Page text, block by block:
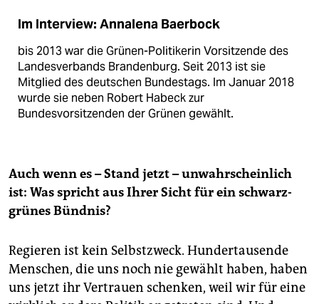
Im Interview: Annalena Baerbock
bis 2013 war die Grünen-Politikerin Vorsitzende des
Landesverbands Brandenburg. Seit 2013 ist sie
Mitglied des deutschen Bundestags. Im Januar 2018
wurde sie neben Robert Habeck zur
Bundesvorsitzenden der Grünen gewählt.
Auch wenn es – Stand jetzt – unwahrscheinlich
ist: Was spricht aus Ihrer Sicht für ein schwarz-
grünes Bündnis?
Regieren ist kein Selbstzweck. Hundertausende
Menschen, die uns noch nie gewählt haben, haben
uns jetzt ihr Vertrauen schenken, weil wir für eine